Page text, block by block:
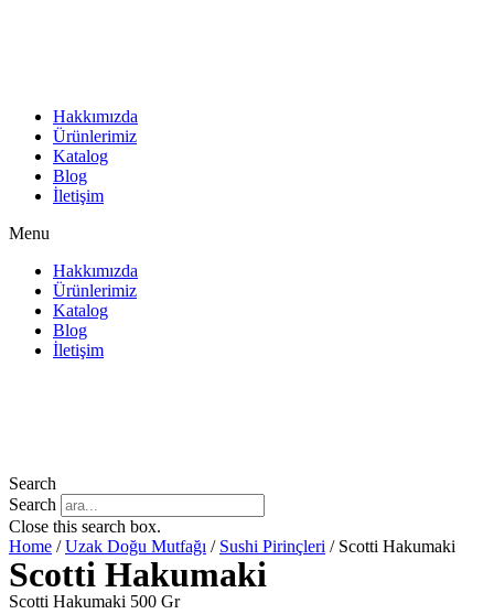
Hakkımızda
Ürünlerimiz
Katalog
Blog
İletişim
Menu
Hakkımızda
Ürünlerimiz
Katalog
Blog
İletişim
Search
Search
Close this search box.
Home /Uzak Doğu Mutfağı / Sushi Pirinçleri / Scotti Hakumaki
Scotti Hakumaki
Scotti Hakumaki 500 Gr